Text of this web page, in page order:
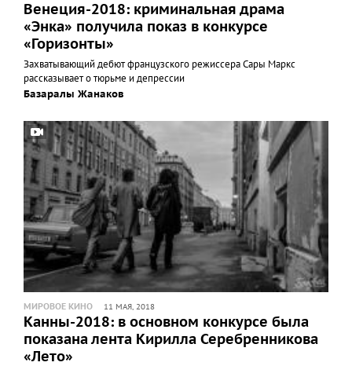
Венеция-2018: криминальная драма
«Энка» получила показ в конкурсе
«Горизонты»
Захватывающий дебют французского режиссера Сары Маркс
рассказывает о тюрьме и депрессии
Базаралы Жанаков
МИРОВОЕ КИНО 11 МАЯ, 2018
Канны-2018: в основном конкурсе была
показана лента Кирилла Серебренникова
«Лето»